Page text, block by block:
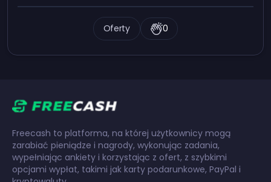
Oferty 0
Freecash to platforma, na której użytkownicy mogą
zarabiać pieniądze i nagrody, wykonując zadania,
wypełniając ankiety i korzystając z ofert, z szybkimi
opcjami wypłat, takimi jak karty podarunkowe, PayPal i